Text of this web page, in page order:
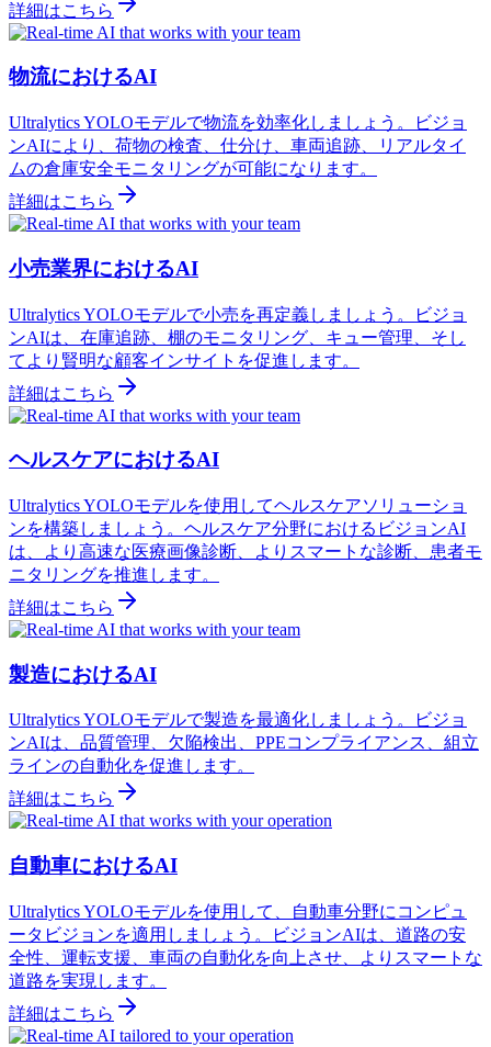
詳細はこちら
物流におけるAI
Ultralytics YOLOモデルで物流を効率化しましょう。ビジョ
ンAIにより、荷物の検査、仕分け、車両追跡、リアルタイ
ムの倉庫安全モニタリングが可能になります。
詳細はこちら
小売業界におけるAI
Ultralytics YOLOモデルで小売を再定義しましょう。ビジョ
ンAIは、在庫追跡、棚のモニタリング、キュー管理、そし
てより賢明な顧客インサイトを促進します。
詳細はこちら
ヘルスケアにおけるAI
Ultralytics YOLOモデルを使用してヘルスケアソリューショ
ンを構築しましょう。ヘルスケア分野におけるビジョンAI
は、より高速な医療画像診断、よりスマートな診断、患者モ
ニタリングを推進します。
詳細はこちら
製造におけるAI
Ultralytics YOLOモデルで製造を最適化しましょう。ビジョ
ンAIは、品質管理、欠陥検出、PPEコンプライアンス、組立
ラインの自動化を促進します。
詳細はこちら
自動車におけるAI
Ultralytics YOLOモデルを使用して、自動車分野にコンピュ
ータビジョンを適用しましょう。ビジョンAIは、道路の安
全性、運転支援、車両の自動化を向上させ、よりスマートな
道路を実現します。
詳細はこちら